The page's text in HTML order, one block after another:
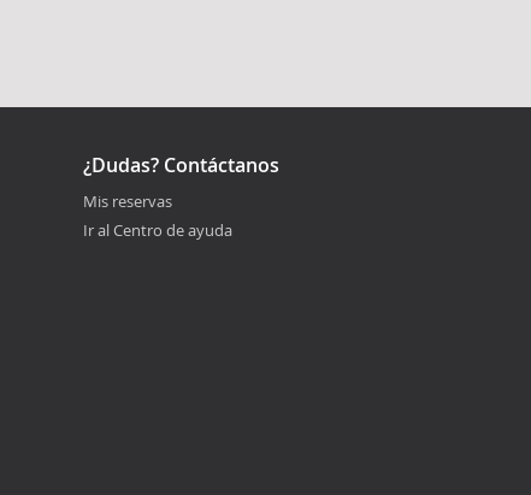
¿Dudas? Contáctanos
Mis reservas
Ir al Centro de ayuda